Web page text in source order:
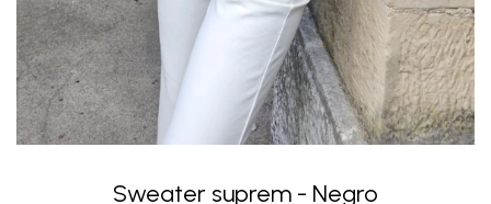
Sweater suprem - Negro